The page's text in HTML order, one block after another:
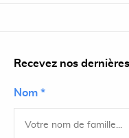
Recevez nos
Nom *